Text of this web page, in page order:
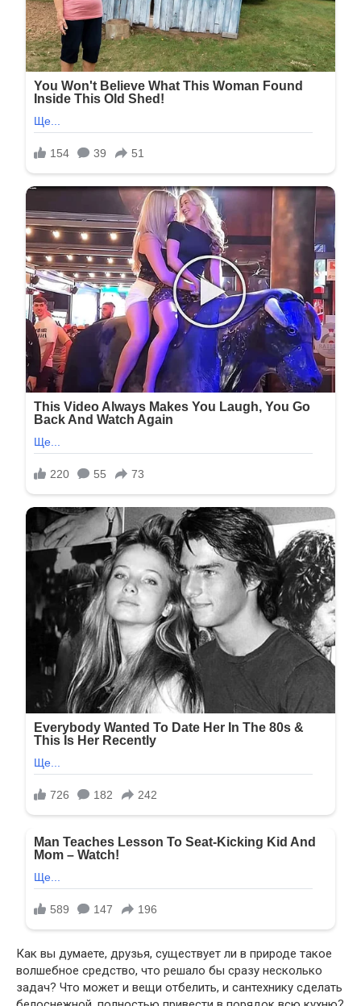
Как вы думаете, друзья, существует ли в природе такое
волшебное средство, что решало бы сразу несколько
задач? Что может и вещи отбелить, и сантехнику сделать